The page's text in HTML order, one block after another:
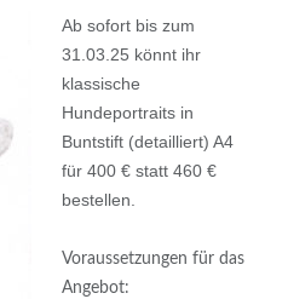
Ab sofort bis zum
31.03.25 könnt ihr
klassische
Hundeportraits in
Buntstift (detailliert) A4
für 400 € statt 460 €
bestellen.
Voraussetzungen für das
Angebot: